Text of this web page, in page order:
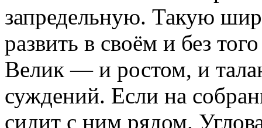
запредельную. Такую
развить в своём и без
Велик — и ростом, и
суждений. Если на
сидит с ним рядом.